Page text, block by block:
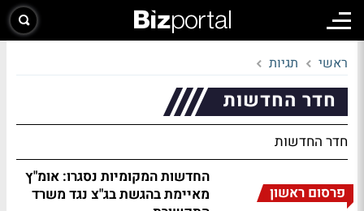
ראשי תגיות
חדר החדשות
חדר החדשות
פרסום ראשון
החדשות המקומיות נסגרו: אומ"ץ
מאיימת בהגשת בג"צ נגד משרד